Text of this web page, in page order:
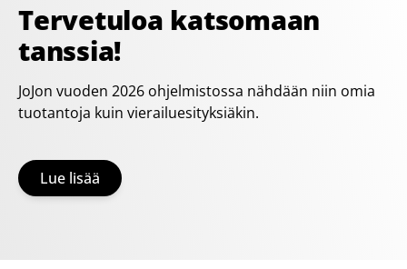
Tervetuloa katsomaan
tanssia!
JoJon vuoden 2026 ohjelmistossa nähdään niin omia
tuotantoja kuin vierailuesityksiäkin.
Lue lisää